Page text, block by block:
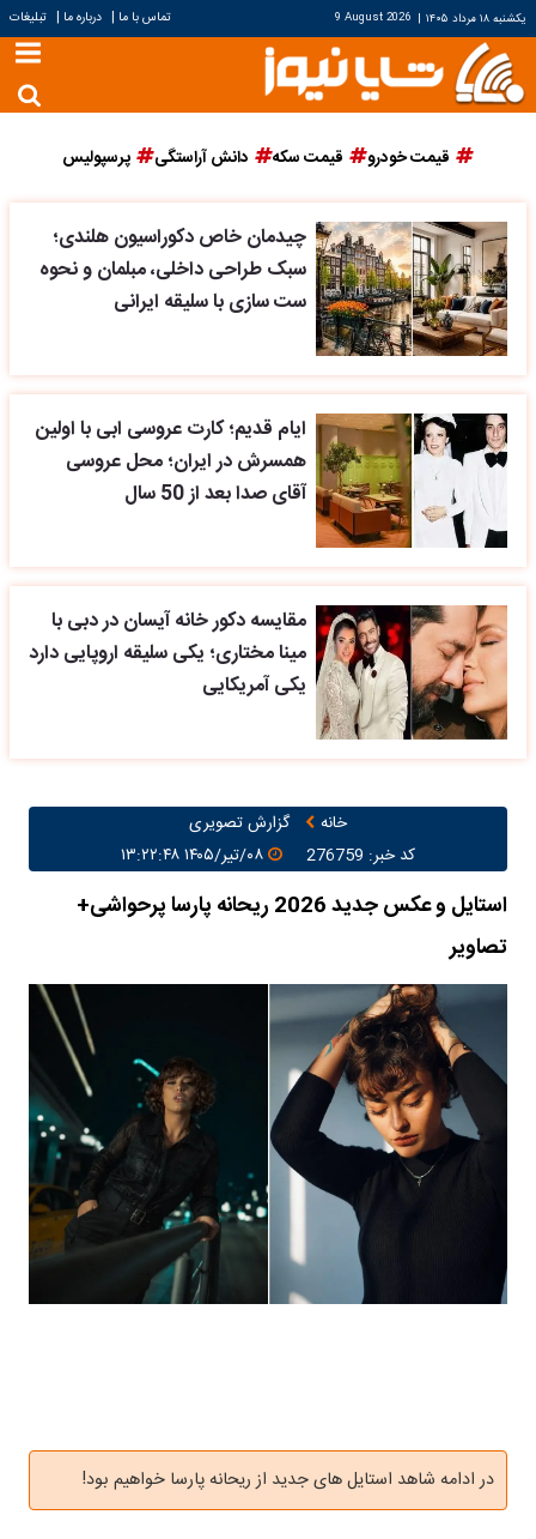
یکشنبه ۱۸ مرداد ۱۴۰۵ |
9 August 2026 تماس با ما | درباره ما | تبلیغات
قیمت خودرو قیمت سکه دانش آراستگی پرسپولیس
چیدمان خاص دکوراسیون هلندی؛
سبک طراحی داخلی، مبلمان و نحوه
ست سازی با سلیقه ایرانی
ایام قدیم؛ کارت عروسی ابی با اولین
همسرش در ایران؛ محل عروسی
آقای صدا بعد از 50 سال
مقایسه دکور خانه آیسان در دبی با
مینا مختاری؛ یکی سلیقه اروپایی دارد
یکی آمریکایی
خانه
گزارش تصویری
کد خبر: 276759
۰۸/تیر/۱۴۰۵ ۱۳:۲۲:۴۸
استایل و عکس جدید 2026 ریحانه پارسا پرحواشی+
تصاویر
در ادامه شاهد استایل های جدید از ریحانه پارسا خواهیم بود!